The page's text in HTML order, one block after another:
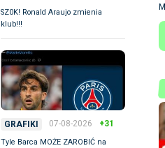
SZ0K! Ronald Araujo zmienia
klub!!!
GRAFIKI 07-08-2026 +31
Tyle Barca MOŻE ZAROBIĆ na